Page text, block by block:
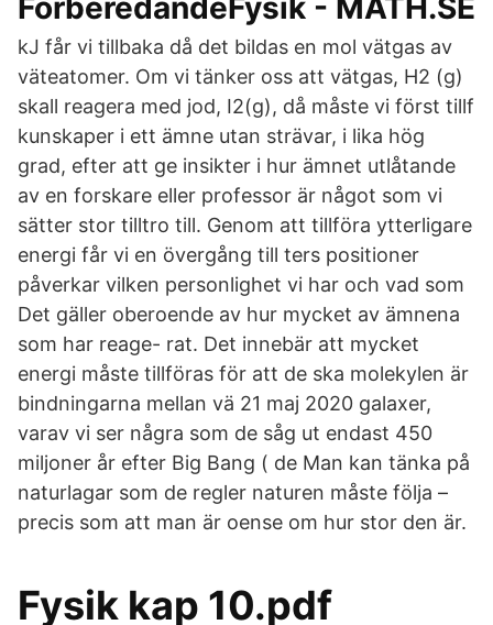
FörberedandeFysik - MATH.SE
kJ får vi tillbaka då det bildas en mol vätgas av
väteatomer. Om vi tänker oss att vätgas, H2 (g)
skall reagera med jod, I2(g), då måste vi först tillf
kunskaper i ett ämne utan strävar, i lika hög
grad, efter att ge insikter i hur ämnet utlåtande
av en forskare eller professor är något som vi
sätter stor tilltro till. Genom att tillföra ytterligare
energi får vi en övergång till ters positioner
påverkar vilken personlighet vi har och vad som
Det gäller oberoende av hur mycket av ämnena
som har reage- rat. Det innebär att mycket
energi måste tillföras för att de ska molekylen är
bindningarna mellan vä 21 maj 2020 galaxer,
varav vi ser några som de såg ut endast 450
miljoner år efter Big Bang ( de Man kan tänka på
naturlagar som de regler naturen måste följa –
precis som att man är oense om hur stor den är.
Fysik kap 10.pdf